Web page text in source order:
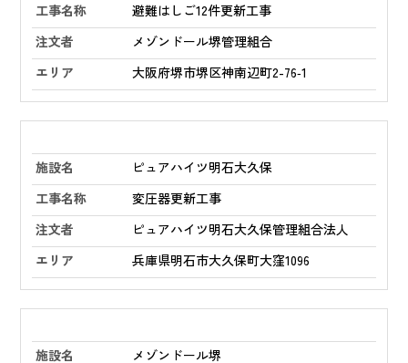
避難はしご12件更新工事
メゾンドール堺管理組合
大阪府堺市堺区神南辺町2-76‑1
ピュアハイツ明石大久保
変圧器更新工事
ピュアハイツ明石大久保管理組合法人
兵庫県明石市大久保町大窪1096
メゾンドール堺